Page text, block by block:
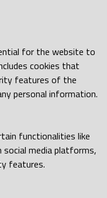
for the website to
cookies that
features of the
personal information.
functionalities like
media platforms,
features.